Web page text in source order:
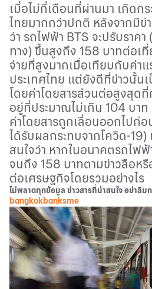
เมื่อไม่กี่เดือนที่ผ่านมา เกิดก
ไทยมากกว่าปกติ หลังจากมี
ว่า รถไฟฟ้า BTS จะปรับราคา (
ทาง) ขึ้นสูงถึง 158 บาทต่อเที่
จ่ายที่สูงมากเมื่อเทียบกับค่า
ประเทศไทย แต่ยังดีที่ข่าวนั้น
โดยค่าโดยสารส่วนต่อสูงสุด
อยู่ที่ประมาณไม่เกิน 104 บาท
ค่าโดยสารถูกเลื่อนออกไปก่อ
ได้รับผลกระทบจากโควิด-19)
สนใจว่า หากในอนาคตรถไฟฟ้
จนถึง 158 บาทตามข่าวลือห
ต่อเศรษฐกิจโดยรวมอย่างไร
ไม่พลาดทุกข้อมูล ข่าวสารที่น่าสนใจ อย่าลืม
bangkokbanksme